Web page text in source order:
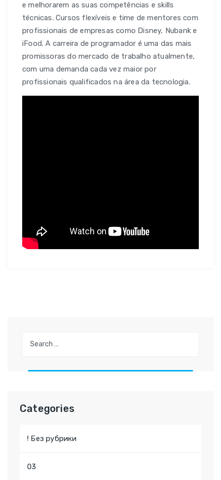
e melhorarem as suas competências e skills
técnicas. Cursos flexíveis e time de mentores com
profissionais de empresas como Disney, Nubank e
iFood. A carreira de programador é uma das mais
promissoras do mercado de trabalho atualmente,
com uma demanda cada vez maior por
profissionais qualificados na área da tecnologia.
Categories
! Без рубрики
03